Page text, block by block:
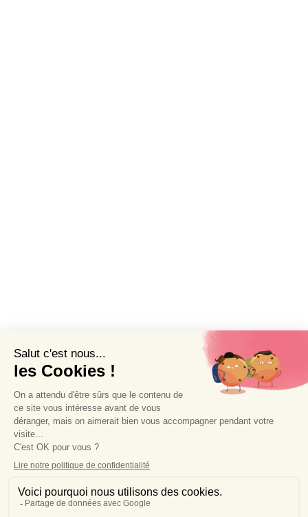
Blog de chroniques littéraires
À propos de Wendy Baqué
Création de sites internet littéraires
Contact et services de presse
Politique de confidentialité